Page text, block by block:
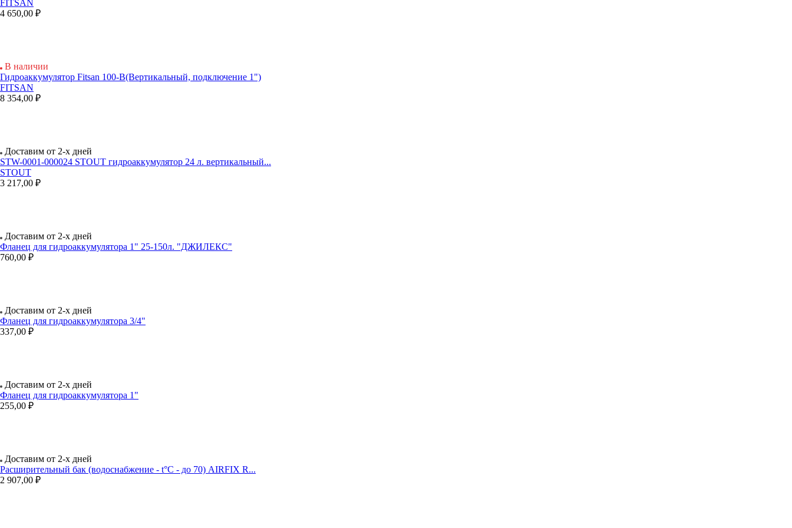
FITSAN
4 650,00 ₽
В наличии
Гидроаккумулятор Fitsan 100-В(Вертикальный, подключение 1")
FITSAN
8 354,00 ₽
Доставим от 2-х дней
STW-0001-000024 STOUT гидроаккумулятор 24 л. вертикальный...
STOUT
3 217,00 ₽
Доставим от 2-х дней
Фланец для гидроаккумулятора 1" 25-150л. "ДЖИЛЕКС"
760,00 ₽
Доставим от 2-х дней
Фланец для гидроаккумулятора 3/4"
337,00 ₽
Доставим от 2-х дней
Фланец для гидроаккумулятора 1"
255,00 ₽
Доставим от 2-х дней
Расширительный бак (водоснабжение - t°C - до 70) AIRFIX R...
2 907,00 ₽